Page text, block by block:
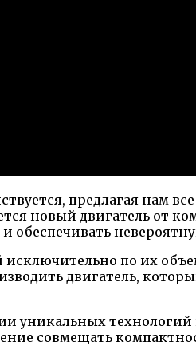
предлагая нам
новый двигатель от
обеспечивать
по их
двигатель,
уникальных
совмещать